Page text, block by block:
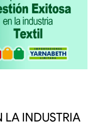
LA INDUSTRIA